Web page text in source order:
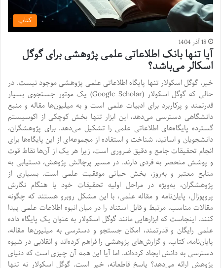
کتاب
18 آذر 1404
آیا تنها بانک اطلاعاتی علمی پژوهشی برای گوگل
اسکالر می‌باشد؟
خیر، گوگل اسکولار تنها پایگاه اطلاعاتی علمی پژوهشی موجود نیست. در
حالی که گوگل اسکولار (Google Scholar) یک موتور جستجوی بسیار
قدرتمند و پرکاربرد برای ادبیات علمی است و به میلیون‌ها مقاله و منبع
دانشگاهی دسترسی می‌دهد، این ابزار تنها بخش کوچکی از اکوسیستم
گسترده پایگاه‌های اطلاعاتی علمی را تشکیل می‌دهد. برای پژوهشگران،
دانشجویان و اساتید، شناخت و استفاده از مجموعه‌ای از این پایگاه‌ها برای
انجام تحقیقات جامع و دقیق ضروری است، زیرا هر یک از آن‌ها نقاط قوت
و پوشش منحصر به فردی دارند. در مسیر پرچالش پژوهش، دستیابی به
منابع معتبر و به‌روز، بخش حیاتی موفقیت علمی است. بسیاری از
پژوهشگران، به‌ویژه در مراحل اولیه تحقیقات خود یا هنگام نگارش
پروپوزال، پایان‌نامه و مقاله علمی، با این مشکل روبرو هستند که چگونه
مقالات مناسب، مرتبط و قابل استناد را در میان انبوه اطلاعات علمی پیدا
کنند. اینجاست که ابزارهایی مانند گوگل اسکولار به عنوان یک پایگاه داده
علمی رایگان و قدرتمند، امکان جستجو و دسترسی به میلیون‌ها مقاله،
پایان‌نامه، کتاب، و گزارش‌های پژوهشی را فراهم کرده‌اند و انقلابی در شیوه
دسترسی به دانش ایجاد کرده‌اند. اما آیا این همه آن چیزی است که دنیای
پژوهش ارائه می‌دهد؟ پاسخ قاطعانه، خیر است. گوگل اسکولار نه تنها